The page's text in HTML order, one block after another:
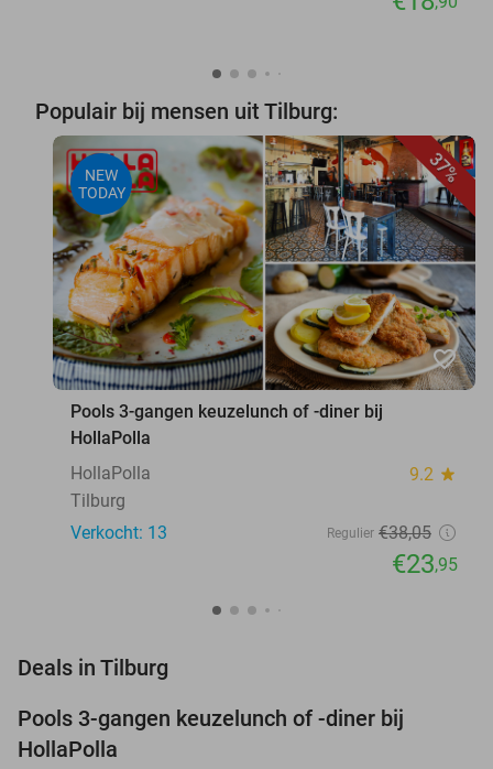
Populair bij mensen uit Tilburg:
37%
NEW
TODAY
favorite_border
Pools 3-gangen keuzelunch of -diner bij
HollaPolla
HollaPolla
9.2 star
Tilburg
Verkocht: 13
Regulier €38,05
€23,95
Deals in Tilburg
TODAY
Pools 3-gangen keuzelunch of -diner bij
HollaPolla